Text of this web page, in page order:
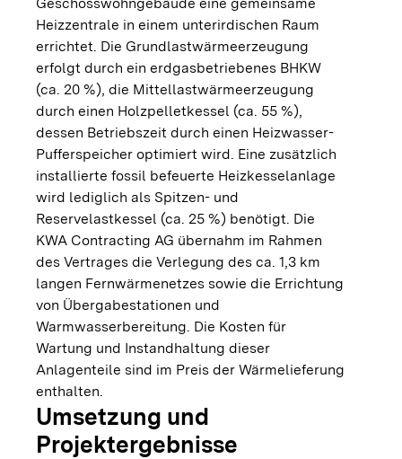
Heizzentrale in einem unterirdischen Raum
errichtet. Die Grundlastwärmeerzeugung
erfolgt durch ein erdgasbetriebenes BHKW
(ca. 20 %), die Mittellastwärmeerzeugung
durch einen Holzpelletkessel (ca. 55 %),
dessen Betriebszeit durch einen Heizwasser-
Pufferspeicher optimiert wird. Eine zusätzlich
installierte fossil befeuerte Heizkesselanlage
wird lediglich als Spitzen- und
Reservelastkessel (ca. 25 %) benötigt. Die
KWA Contracting AG übernahm im Rahmen
des Vertrages die Verlegung des ca. 1,3 km
langen Fernwärmenetzes sowie die Errichtung
von Übergabestationen und
Warmwasserbereitung. Die Kosten für
Wartung und Instandhaltung dieser
Anlagenteile sind im Preis der Wärmelieferung
enthalten.
Umsetzung und
Projektergebnisse